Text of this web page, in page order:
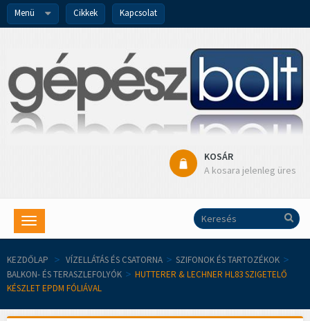
Menü Cikkek Kapcsolat
KOSÁR
A kosara jelenleg üres
Toggle
navigation
KEZDŐLAP > VÍZELLÁTÁS ÉS CSATORNA > SZIFONOK ÉS TARTOZÉKOK >
BALKON- ÉS TERASZLEFOLYÓK > HUTTERER & LECHNER HL83 SZIGETELŐ
KÉSZLET EPDM FÓLIÁVAL